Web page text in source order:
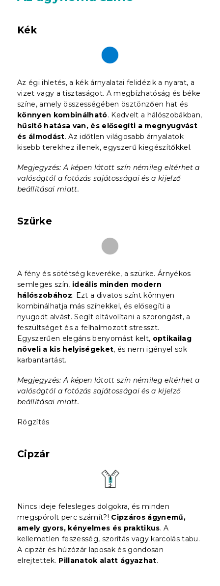
Kék
Az égi ihletés, a kék árnyalatai felidézik a nyarat, a
vizet vagy a tisztaságot. A megbízhatóság és béke
színe, amely összességében ösztönzően hat és
könnyen kombinálható. Kedvelt a hálószobákban,
hűsítő hatása van, és elősegíti a megnyugvást
és álmodást. Az időtlen világosabb árnyalatok
kisebb terekhez illenek, egyszerű kiegészítőkkel.
Megjegyzés: A képen látott szín némileg eltérhet a
valóságtól a fotózás sajátosságai és a kijelző
beállításai miatt.
Szürke
A fény és sötétség keveréke, a szürke. Árnyékos
semleges szín, ideális minden modern
hálószobához. Ezt a divatos színt könnyen
kombinálhatja más színekkel, és elősegíti a
nyugodt alvást. Segít eltávolítani a szorongást, a
feszültséget és a felhalmozott stresszt.
Egyszerűen elegáns benyomást kelt, optikailag
növeli a kis helyiségeket, és nem igényel sok
karbantartást.
Megjegyzés: A képen látott szín némileg eltérhet a
valóságtól a fotózás sajátosságai és a kijelző
beállításai miatt.
Rögzítés
Cipzár
Nincs ideje felesleges dolgokra, és minden
megspórolt perc számít?! Cipzáros ágynemű,
amely gyors, kényelmes és praktikus. A
kellemetlen feszesség, szorítás vagy karcolás tabu.
A cipzár és húzózár laposak és gondosan
elrejtettek. Pillanatok alatt ágyazhat.